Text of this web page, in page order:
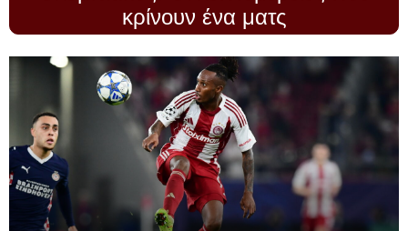
κρίνουν ένα ματς